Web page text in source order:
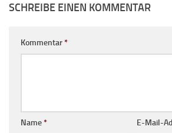
SCHREIBE EINEN KOMMENTAR
Kommentar*
Name* E-Mail-